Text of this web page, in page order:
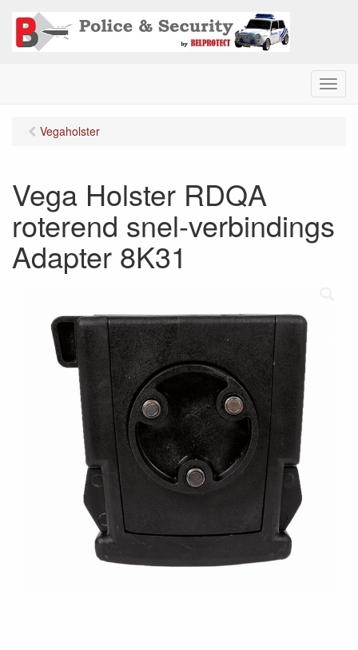
M
e
Vegaholster
Vega Holster RDQA
roterend snel-verbindings
Adapter 8K31